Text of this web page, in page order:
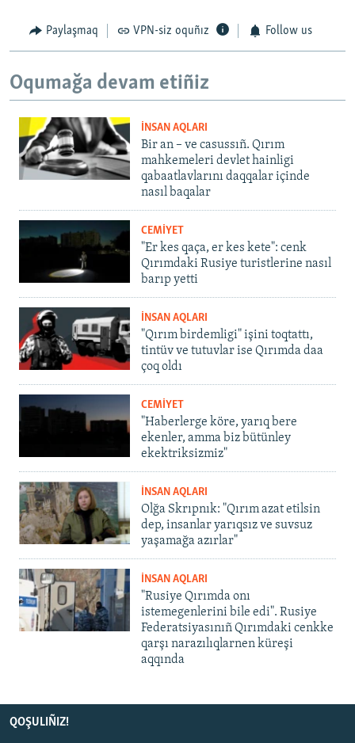
Paylaşmaq VPN-siz oquñız Follow us
Oqumağa devam etiñiz
İNSAN AQLARI
Bir an – ve casussıñ. Qırım
mahkemeleri devlet hainligi
qabaatlavlarını daqqalar içinde
nasıl baqalar
CEMİYET
"Er kes qaça, er kes kete": cenk
Qırımdaki Rusiye turistlerine nasıl
barıp yetti
İNSAN AQLARI
"Qırım birdemligi" işini toqtattı,
tintüv ve tutuvlar ise Qırımda daa
çoq oldı
CEMİYET
"Haberlerge köre, yarıq bere
ekenler, amma biz bütünley
ekektriksizmiz"
İNSAN AQLARI
Olğa Skrıpnık: "Qırım azat etilsin
dep, insanlar yarıqsız ve suvsuz
yaşamağa azırlar"
İNSAN AQLARI
"Rusiye Qırımda onı
istemegenlerini bile edi". Rusiye
Federatsiyasınıñ Qırımdaki cenkke
qarşı narazılıqlarnen küreşi
aqqında
QOŞULIÑIZ!